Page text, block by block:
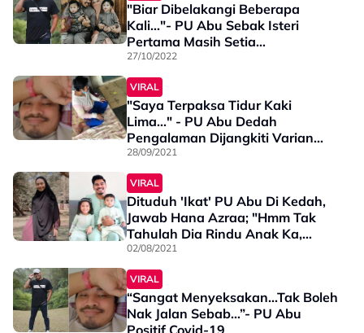
"Biar Dibelakangi Beberapa
Kali..."- PU Abu Sebak Isteri
Pertama Masih Setia
Bersamanya, Umum Bakal
Timang Anak Ke-3
27/10/2022
VIRAL
"Saya Terpaksa Tidur Kaki
Lima..." - PU Abu Dedah
Pengalaman Dijangkiti Varian
Delta COVID-19
28/09/2021
VIRAL
Dituduh 'Ikat' PU Abu Di Kedah,
Jawab Hana Azraa; "Hmm Tak
Tahulah Dia Rindu Anak Ka,
Rindu ..."
02/08/2021
VIRAL
“Sangat Menyeksakan...Tak Boleh
Nak Jalan Sebab…”- PU Abu
Positif Covid-19